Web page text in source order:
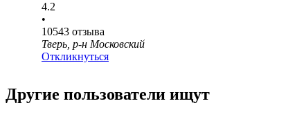
4.2
•
10543 отзыва
Тверь, р-н Московский
Откликнуться
Другие пользователи ищут